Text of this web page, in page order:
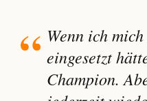
Wenn ich
eingesetzt
Champion.